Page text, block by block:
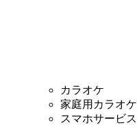
カラオケ
家庭用カラオケ
スマホサービス